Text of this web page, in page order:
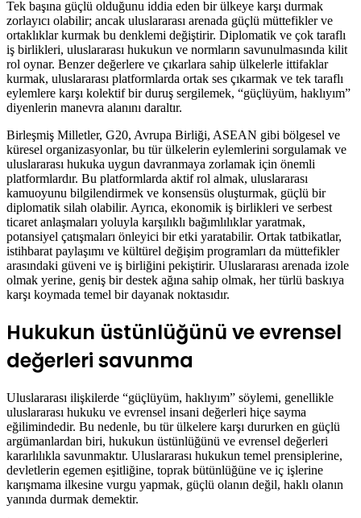
Tek başına güçlü olduğunu iddia eden bir ülkeye karşı durmak
zorlayıcı olabilir; ancak uluslararası arenada güçlü müttefikler ve
ortaklıklar kurmak bu denklemi değiştirir. Diplomatik ve çok taraflı
iş birlikleri, uluslararası hukukun ve normların savunulmasında kilit
rol oynar. Benzer değerlere ve çıkarlara sahip ülkelerle ittifaklar
kurmak, uluslararası platformlarda ortak ses çıkarmak ve tek taraflı
eylemlere karşı kolektif bir duruş sergilemek, “güçlüyüm, haklıyım”
diyenlerin manevra alanını daraltır.
Birleşmiş Milletler, G20, Avrupa Birliği, ASEAN gibi bölgesel ve
küresel organizasyonlar, bu tür ülkelerin eylemlerini sorgulamak ve
uluslararası hukuka uygun davranmaya zorlamak için önemli
platformlardır. Bu platformlarda aktif rol almak, uluslararası
kamuoyunu bilgilendirmek ve konsensüs oluşturmak, güçlü bir
diplomatik silah olabilir. Ayrıca, ekonomik iş birlikleri ve serbest
ticaret anlaşmaları yoluyla karşılıklı bağımlılıklar yaratmak,
potansiyel çatışmaları önleyici bir etki yaratabilir. Ortak tatbikatlar,
istihbarat paylaşımı ve kültürel değişim programları da müttefikler
arasındaki güveni ve iş birliğini pekiştirir. Uluslararası arenada izole
olmak yerine, geniş bir destek ağına sahip olmak, her türlü baskıya
karşı koymada temel bir dayanak noktasıdır.
Hukukun üstünlüğünü ve evrensel
değerleri savunma
Uluslararası ilişkilerde “güçlüyüm, haklıyım” söylemi, genellikle
uluslararası hukuku ve evrensel insani değerleri hiçe sayma
eğilimindedir. Bu nedenle, bu tür ülkelere karşı dururken en güçlü
argümanlardan biri, hukukun üstünlüğünü ve evrensel değerleri
kararlılıkla savunmaktır. Uluslararası hukukun temel prensiplerine,
devletlerin egemen eşitliğine, toprak bütünlüğüne ve iç işlerine
karışmama ilkesine vurgu yapmak, güçlü olanın değil, haklı olanın
yanında durmak demektir.